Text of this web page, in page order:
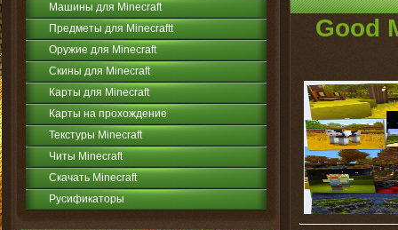
Машины для Minecraft
Предметы для Minecraftt
Оружие для Minecraft
Скины для Minecraft
Карты для Minecraft
Карты на прохождение
Текстуры Minecraft
Читы Minecraft
Скачать Minecraft
Русификаторы
Good